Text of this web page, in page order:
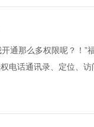
通那么多权限呢？！”
电话通讯录、定位、